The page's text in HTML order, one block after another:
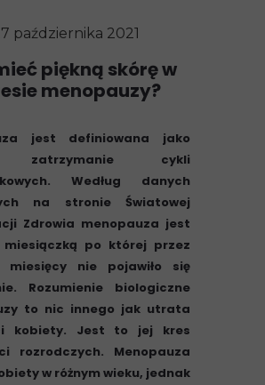
października 2021
piękną skórę w
menopauzy?
jest definiowana jako
zatrzymanie cykli
Według danych
na stronie Światowej
Zdrowia menopauza jest
po której przez
miesięcy nie pojawiło się
Rozumienie biologiczne
to nic innego jak utrata
kobiety. Jest to jej kres
rozrodczych. Menopauza
w różnym wieku, jednak